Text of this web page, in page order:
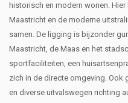
historisch en modern wonen.
Maastricht en de moderne
samen. De ligging is bijzonder
Maastricht, de Maas en het
sportfaciliteiten, een
zich in de directe omgeving. Ook
en diverse uitvalswegen richting